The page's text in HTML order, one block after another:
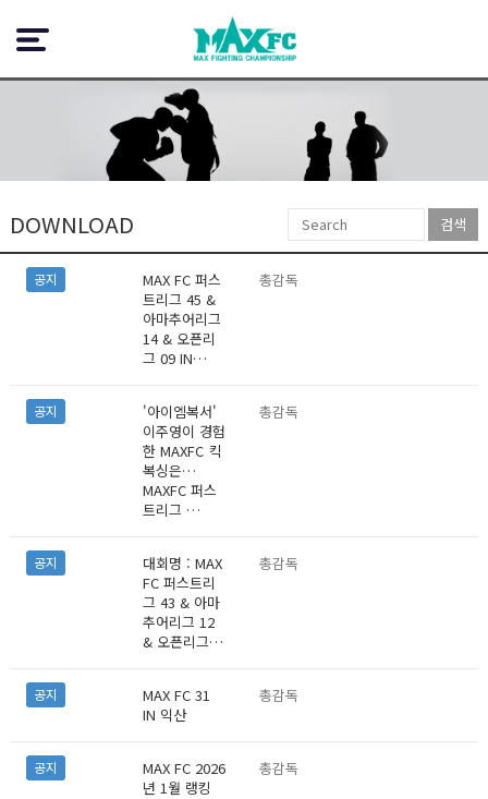
DOWNLOAD 검색
공지
MAX FC 퍼스
트리그 45 &
아마추어리그
14 & 오픈리
그 09 IN…
총감독
공지
'아이엠복서'
이주영이 경험
한 MAXFC 킥
복싱은…
MAXFC 퍼스
트리그 …
총감독
공지
대회명 : MAX
FC 퍼스트리
그 43 & 아마
추어리그 12
& 오픈리그…
총감독
공지
MAX FC 31
IN 익산
총감독
공지
MAX FC 2026
년 1월 랭킹
총감독